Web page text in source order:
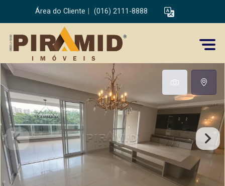
Área do Cliente (016) 2111-8888